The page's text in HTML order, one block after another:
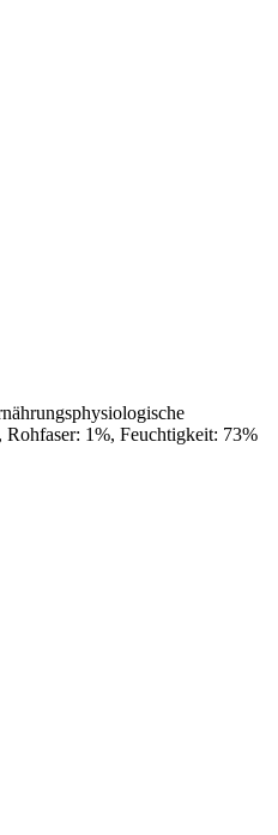
1%, Feuchtigkeit: 73%